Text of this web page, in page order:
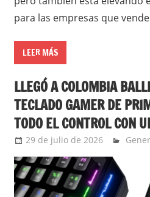
para las empresas que
LEER MÁS
LLEGÓ A COLOMBIA
TECLADO GAMER DE
TODO EL CONTROL CON
29 de julio de 2026